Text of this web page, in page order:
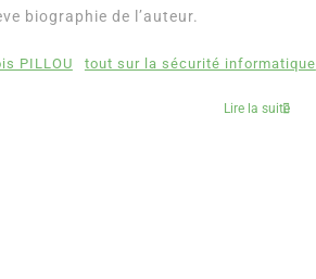
biographie de l’auteur.
PILLOU tout sur la sécurité informatique
Lire la suite
sentimentale romance